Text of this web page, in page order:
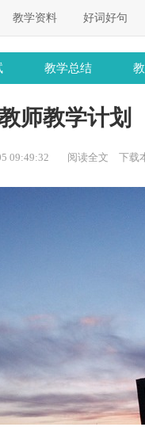
教学资料 好词好句
教学总结
师教学计划
09:49:32 阅读全文 下载